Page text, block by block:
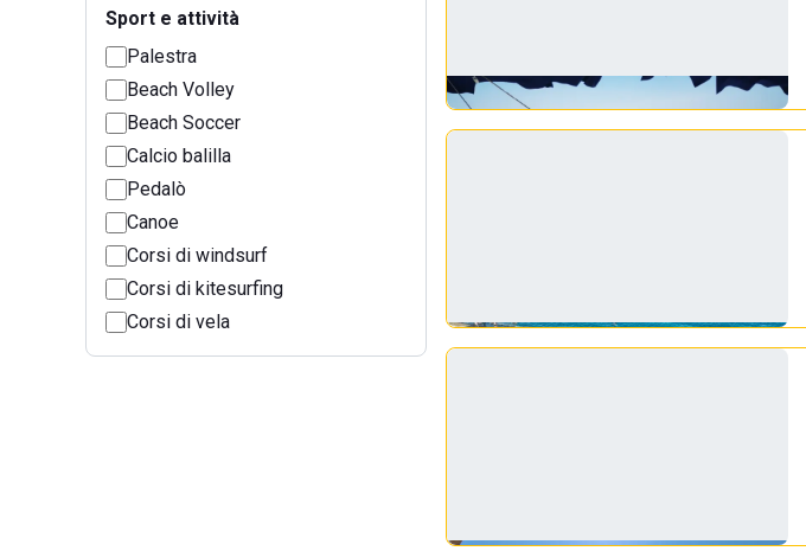
Sport e attività
Palestra
Beach Volley
Beach Soccer
Calcio balilla
Pedalò
Canoe
Corsi di windsurf
Corsi di kitesurfing
Corsi di vela